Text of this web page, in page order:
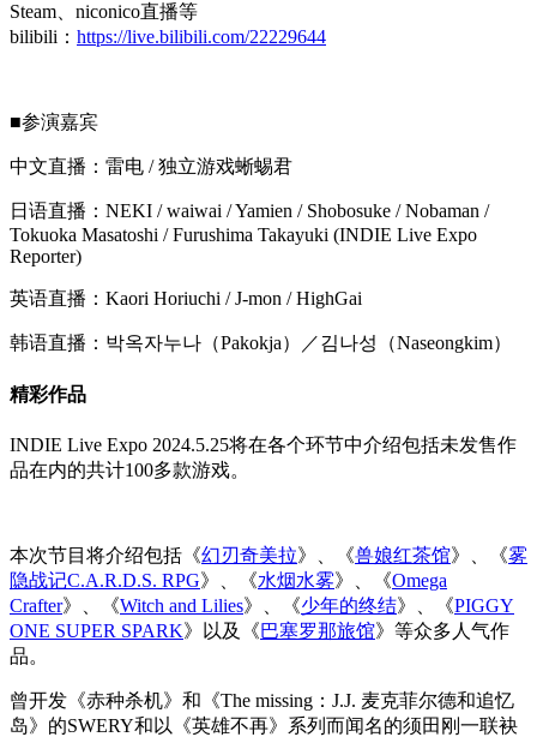
Steam、niconico直播等
bilibili： https://live.bilibili.com/22229644
■参演嘉宾
中文直播：雷电 / 独立游戏蜥蜴君
日语直播：NEKI / waiwai / Yamien / Shobosuke / Nobaman /
Tokuoka Masatoshi / Furushima Takayuki (INDIE Live Expo
Reporter)
英语直播：Kaori Horiuchi / J-mon / HighGai
韩语直播：박옥자누나（Pakokja）／김나성（Naseongkim）
精彩作品
INDIE Live Expo 2024.5.25将在各个环节中介绍包括未发售作
品在内的共计100多款游戏。
本次节目将介绍包括《幻刃奇美拉》、《兽娘红茶馆》、《雾
隐战记C.A.R.D.S. RPG》、《水烟水雾》、《Omega
Crafter》、《Witch and Lilies》、《少年的终结》、《PIGGY
ONE SUPER SPARK》以及《巴塞罗那旅馆》等众多人气作
品。
曾开发《赤种杀机》和《The missing：J.J. 麦克菲尔德和追忆
岛》的SWERY和以《英雄不再》系列而闻名的须田刚一联袂